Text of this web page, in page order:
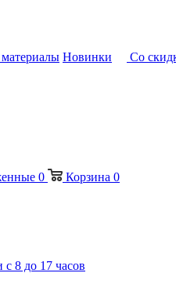
Новинки Со
0 Корзина 0
с 8 до 17 часов